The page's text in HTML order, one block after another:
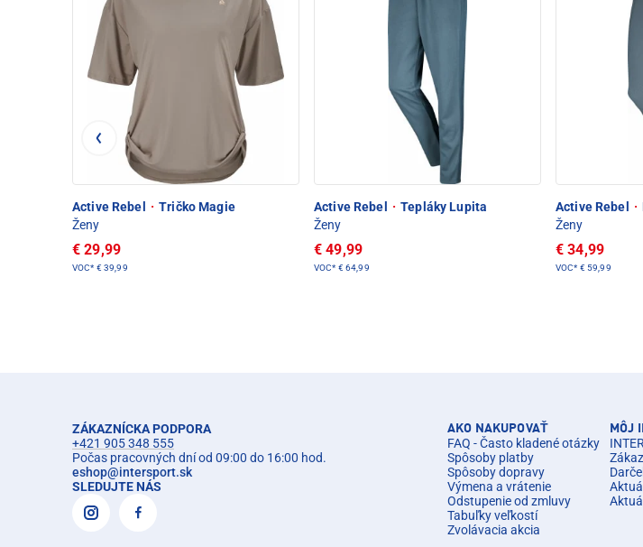
Active Rebel · Tričko Magie
Ženy
€ 29,99
VOC* € 39,99
Active Rebel · Tepláky Lupita
Ženy
€ 49,99
VOC* € 64,99
Active Rebel ·
Ženy
€ 34,99
VOC* € 59,99
ZÁKAZNÍCKA PODPORA
+421 905 348 555
Počas pracovných dní od 09:00 do 16:00 hod.
eshop@intersport.sk
SLEDUJTE NÁS
AKO NAKUPOVAŤ
FAQ - Často kladené otázky
Spôsoby platby
Spôsoby dopravy
Výmena a vrátenie
Odstupenie od zmluvy
Tabuľky veľkostí
Zvolávacia akcia
MÔJ